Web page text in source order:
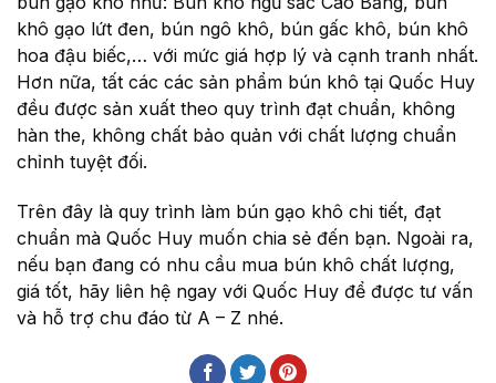
khô gạo lứt đen, bún ngô khô, bún gấc khô, bún khô
hoa đậu biếc,… với mức giá hợp lý và cạnh tranh nhất.
Hơn nữa, tất các các sản phẩm bún khô tại Quốc Huy
đều được sản xuất theo quy trình đạt chuẩn, không
hàn the, không chất bảo quản với chất lượng chuẩn
chỉnh tuyệt đối.
Trên đây là quy trình làm bún gạo khô chi tiết, đạt
chuẩn mà Quốc Huy muốn chia sẻ đến bạn. Ngoài ra,
nếu bạn đang có nhu cầu mua bún khô chất lượng,
giá tốt, hãy liên hệ ngay với Quốc Huy để được tư vấn
và hỗ trợ chu đáo từ A – Z nhé.